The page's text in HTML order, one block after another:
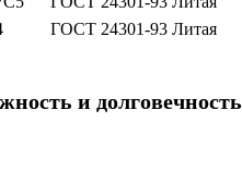
ГОСТ 24301-93 Литая
и долговечность